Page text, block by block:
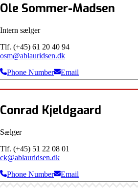
Ole Sommer-Madsen
Intern sælger
Tlf. (+45) 61 20 40 94
osm@ablauridsen.dk
Phone Number
Email
Conrad Kjeldgaard
Sælger
Tlf. (+45) 51 22 08 01
ck@ablauridsen.dk
Phone Number
Email